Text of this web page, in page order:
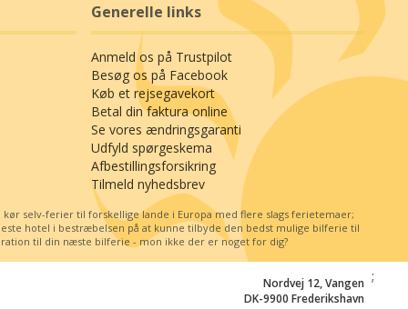
Generelle links
Anmeld os på Trustpilot
Besøg os på Facebook
Køb et rejsegavekort
Betal din faktura online
Se vores ændringsgaranti
Udfyld spørgeskema
Afbestillingsforsikring
Tilmeld nyhedsbrev
selv-ferier til forskellige lande i Europa med flere slags ferietemaer;
hotel i bestræbelsen på at kunne tilbyde den bedst mulige bilferie til
til din næste bilferie - mon ikke der er noget for dig?
Nordvej 12, Vangen
DK-9900 Frederikshavn
;